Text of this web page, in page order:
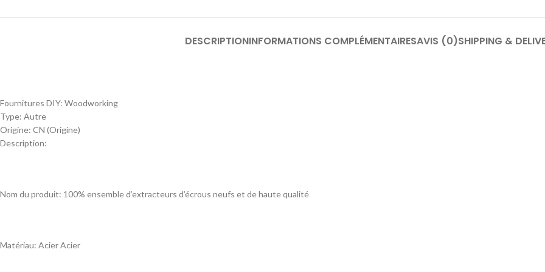
DESCRIPTIONINFORMATIONS COMPLÉMENTAIRESAVIS (0)SHIPPING &
Fournitures DIY: Woodworking
Type: Autre
Origine: CN (Origine)
Description:
Nom du produit: 100% ensemble d’extracteurs d’écrous neufs et de haute qualité
Matériau: Acier Acier